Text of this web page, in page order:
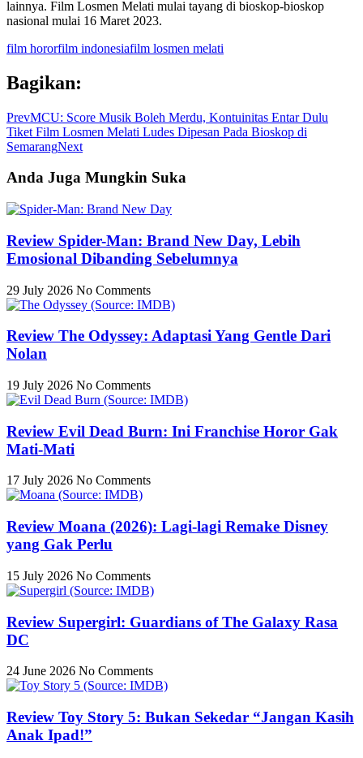
lainnya. Film Losmen Melati mulai tayang di bioskop-bioskop
nasional mulai 16 Maret 2023.
film hororfilm indonesiafilm losmen melati
Bagikan:
PrevMCU: Score Musik Boleh Merdu, Kontuinitas Entar Dulu
Tiket Film Losmen Melati Ludes Dipesan Pada Bioskop di
SemarangNext
Anda Juga Mungkin Suka
Review Spider-Man: Brand New Day, Lebih
Emosional Dibanding Sebelumnya
29 July 2026 No Comments
Review The Odyssey: Adaptasi Yang Gentle Dari
Nolan
19 July 2026 No Comments
Review Evil Dead Burn: Ini Franchise Horor Gak
Mati-Mati
17 July 2026 No Comments
Review Moana (2026): Lagi-lagi Remake Disney
yang Gak Perlu
15 July 2026 No Comments
Review Supergirl: Guardians of The Galaxy Rasa
DC
24 June 2026 No Comments
Review Toy Story 5: Bukan Sekedar “Jangan Kasih
Anak Ipad!”